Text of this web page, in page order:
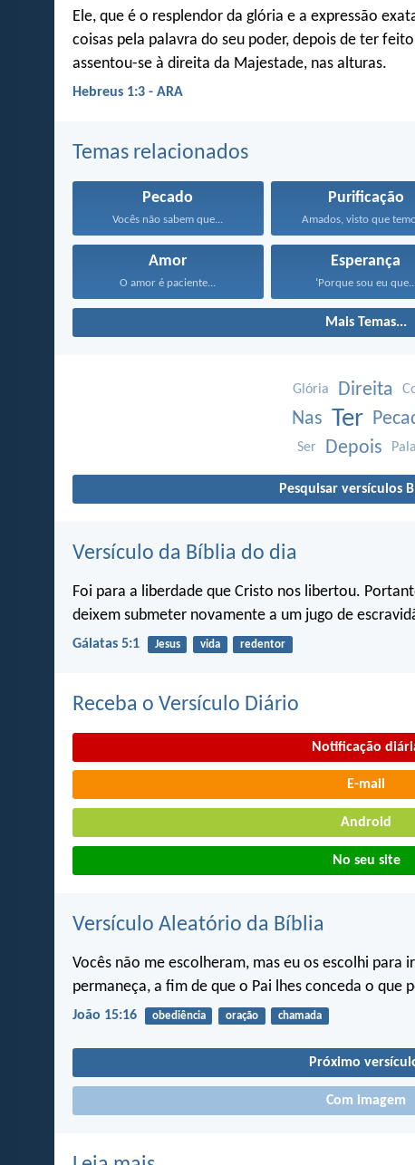
Ele, que é o resplendor da glória e a expressão
coisas pela palavra do seu poder, depois de ter
assentou-se à direita da Majestade, nas alturas.
Hebreus 1:3 - ARA
Temas relacionados
Pecado
Vocês não sabem que...
Purificação
Amados, visto que
Amor
O amor é paciente...
Esperança
‘Porque sou eu
Mais Temas...
Glória Direita
Nas Ter
Ser Depois
Pesquisar versículos
Versículo da Bíblia do dia
Foi para a liberdade que Cristo nos libertou.
deixem submeter novamente a um jugo de
Gálatas 5:1 Jesus vida redentor
Receba o Versículo Diário
Notificação
E-mail
Android
No seu site
Versículo Aleatório da Bíblia
Vocês não me escolheram, mas eu os escolhi
permaneça, a fim de que o Pai lhes conceda o que
João 15:16 obediência oração chamada
Próximo
Com imagem